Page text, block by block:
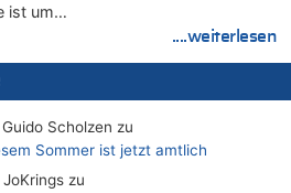
ist um…
....weiterlesen
Scholzen zu
Sommer ist jetzt amtlich
zu